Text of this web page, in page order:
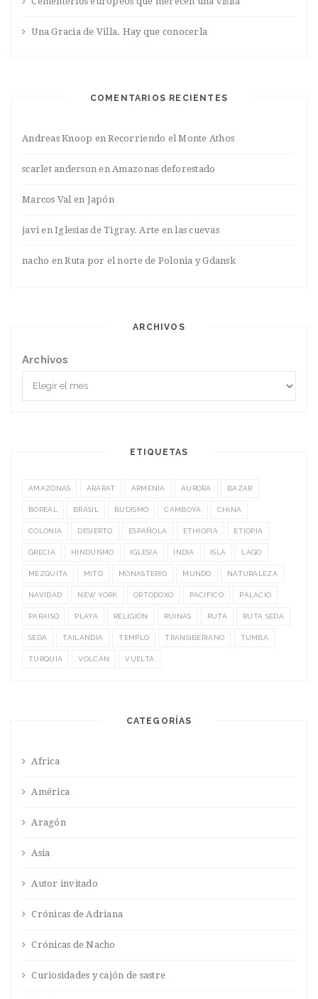
Una Gracia de Villa. Hay que conocerla
COMENTARIOS RECIENTES
Andreas Knoop enRecorriendo el Monte Athos
scarlet anderson en Amazonas deforestado
Marcos Val en Japón
javi enIglesias de Tigray. Arte en las cuevas
nacho enRuta por el norte de Polonia y Gdansk
ARCHIVOS
Archivos
ETIQUETAS
AMAZONAS ARARAT ARMENIA AURORA BAZAR
BOREAL BRASIL BUDISMO CAMBOYA CHINA
COLONIA DESIERTO ESPAÑOLA ETHIOPIA ETIOPIA
GRECIA HINDUISMO IGLESIA INDIA ISLA LAGO
MEZQUITA MITO MONASTERIO MUNDO NATURALEZA
NAVIDAD NEW YORK ORTODOXO PACIFICO PALACIO
PARAISO PLAYA RELIGIÓN RUINAS RUTA RUTA SEDA
SEDA TAILANDIA TEMPLO TRANSIBERIANO TUMBA
TURQUÍA VOLCÁN VUELTA
CATEGORÍAS
Africa
América
Aragón
Asia
Autor invitado
Crónicas de Adriana
Crónicas de Nacho
Curiosidades y cajón de sastre